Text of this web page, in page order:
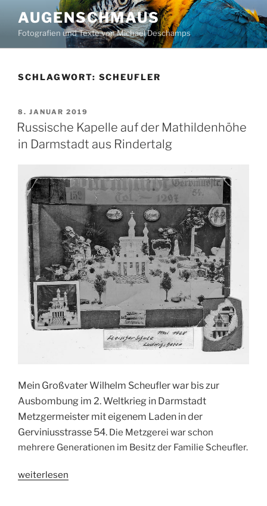
Inhalt
springen
AUGENSCHMAUS
Fotografien und Texte von Michael Deschamps
SCHLAGWORT: SCHEUFLER
VERÖFFENTLICHT
AM
8. JANUAR 2019
Russische Kapelle auf der Mathildenhöhe
in Darmstadt aus Rindertalg
Mein Großvater Wilhelm Scheufler war bis zur
Ausbombung im 2. Weltkrieg in Darmstadt
Metzgermeister mit eigenem Laden in der
Gerviniusstrasse 54. Die Metzgerei war schon
mehrere Generationen im Besitz der Familie Scheufler.
„Russische
weiterlesen